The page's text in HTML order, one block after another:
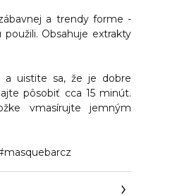
a trendy forme -
použili. Obsahuje extrakty
a uistite sa, že je dobre
pôsobiť cca 15 minút.
vmasírujte jemným